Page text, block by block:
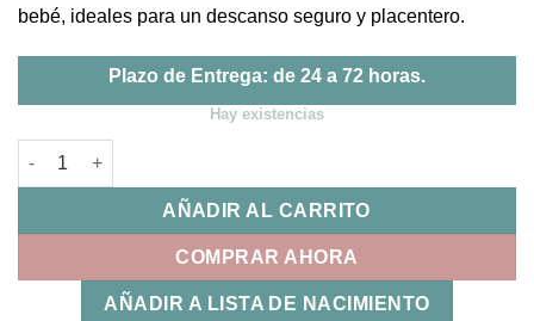
bebé, ideales para un descanso seguro y placentero.
Plazo de Entrega: de 24 a 72 horas.
Hay existencias
Muselina Mimosa Verde Walking Mum cantidad
AÑADIR AL CARRITO
COMPRAR AHORA
AÑADIR A LISTA DE NACIMIENTO